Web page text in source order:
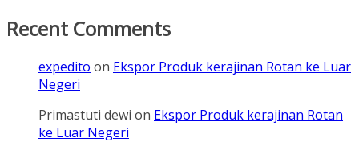
Recent Comments
expedito on Ekspor Produk kerajinan Rotan ke Luar
Negeri
Primastuti dewi on Ekspor Produk kerajinan Rotan
ke Luar Negeri